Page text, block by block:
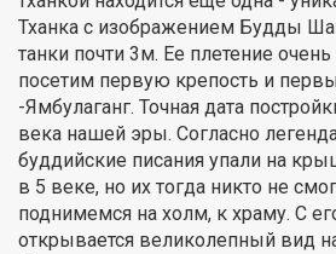
Тханка с изображением Будды
танки почти 3м. Ее плетение
посетим первую крепость и
-Ямбулаганг. Точная дата
века нашей эры. Согласно
буддийские писания упали на
в 5 веке, но их тогда никто не
поднимемся на холм, к храму. С
открывается великолепный вид